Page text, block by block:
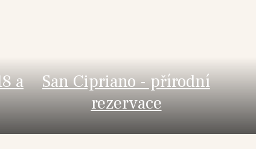
a
San Cipriano - přírodní
rezervace